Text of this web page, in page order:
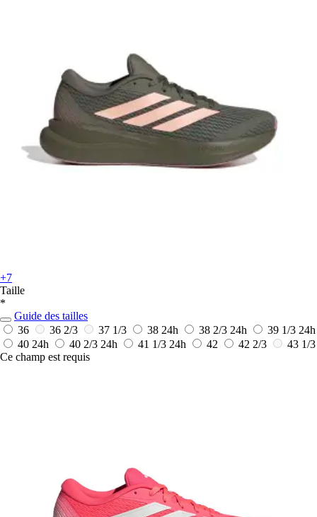
+7
Taille
*
Guide des tailles
36
36 2/3 37 1/3 38 24h 38 2/3 24h 39 1/3 24h
40 24h 40 2/3 24h 41 1/3 24h 42 42 2/3
43 1/3
Ce champ est requis